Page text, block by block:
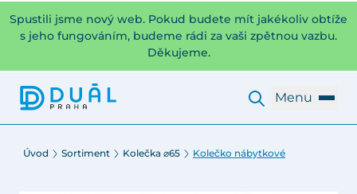
Spustili jsme nový web. Pokud budete mít jakékoliv obtíže
s jeho fungováním, budeme rádi za vaši zpětnou vazbu.
Děkujeme.
Menu
Úvod Sortiment Kolečka ⌀65 Kolečko nábytkové